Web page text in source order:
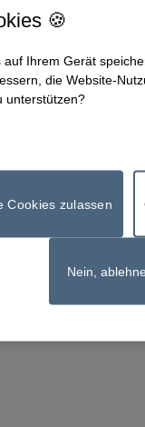
drücken. Sie werden in
recevrez alors par e-mail
below to validate this
Berner Fachhochschule |
🍪
auf Ihrem Gerät
die Website-
unterstützen?
Cookies zulassen
Nein,